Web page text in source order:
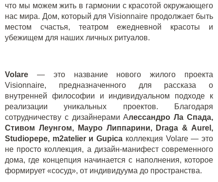
что мы можем жить в гармонии с красотой окружающего
нас мира. Дом, который для Visionnaire продолжает быть
местом счастья, театром ежедневной красоты и
убежищем для наших личных ритуалов.
Volare — это название нового жилого проекта
Visionnaire, предназначенного для рассказа о
внутренней философии и индивидуальном подходе к
реализации уникальных проектов. Благодаря
сотрудничеству с дизайнерами Алессандро Ла Спада,
Стивом Леунгом, Мауро Липпарини, Draga & Aurel,
Studiopepe, m2atelier и Gupica коллекция Volare — это
не просто коллекция, а дизайн-манифест современного
дома, где концепция начинается с наполнения, которое
формирует «сосуд», от индивидуума до пространства.